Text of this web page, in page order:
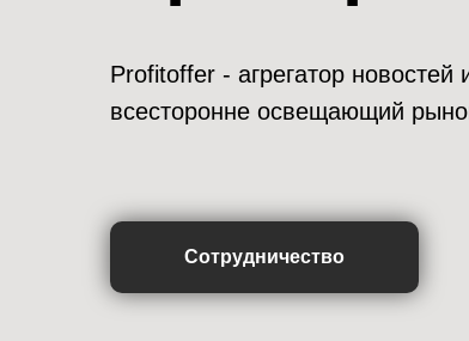
Profitoffer - агрегатор
всесторонне освещающий
Сотрудничество